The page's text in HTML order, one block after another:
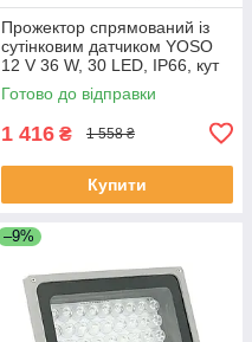
Прожектор спрямований із
сутінковим датчиком YOSO
12 V 36 W, 30 LED, IP66, кут
огляду 60°, дальність до 100
м, 220*180*85 мм, BOX
Готово до відправки
1 416 ₴ 1 558 ₴
Купити
–9%